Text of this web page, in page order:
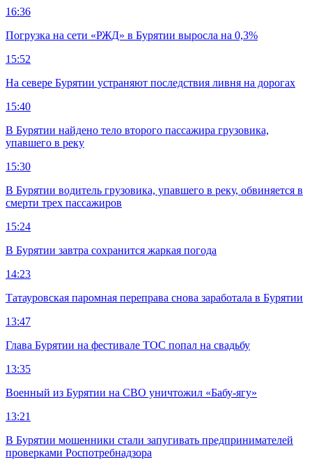
16:36
Погрузка на сети «РЖД» в Бурятии выросла на 0,3%
15:52
На севере Бурятии устраняют последствия ливня на дорогах
15:40
В Бурятии найдено тело второго пассажира грузовика,
упавшего в реку
15:30
В Бурятии водитель грузовика, упавшего в реку, обвиняется в
смерти трех пассажиров
15:24
В Бурятии завтра сохранится жаркая погода
14:23
Татауровская паромная переправа снова заработала в Бурятии
13:47
Глава Бурятии на фестивале ТОС попал на свадьбу
13:35
Военный из Бурятии на СВО уничтожил «Бабу-ягу»
13:21
В Бурятии мошенники стали запугивать предпринимателей
проверками Роспотребнадзора